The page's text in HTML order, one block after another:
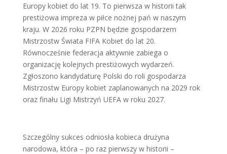
Europy kobiet do lat 19. To pierwsza w historii tak
prestiżowa impreza w piłce nożnej pań w naszym
kraju. W 2026 roku PZPN będzie gospodarzem
Mistrzostw Świata FIFA Kobiet do lat 20.
Równocześnie federacja aktywnie zabiega o
organizację kolejnych prestiżowych wydarzeń.
Zgłoszono kandydaturę Polski do roli gospodarza
Mistrzostw Europy kobiet zaplanowanych na 2029 rok
oraz finału Ligi Mistrzyń UEFA w roku 2027.
Szczególny sukces odniosła kobieca drużyna
narodowa, która – po raz pierwszy w historii –